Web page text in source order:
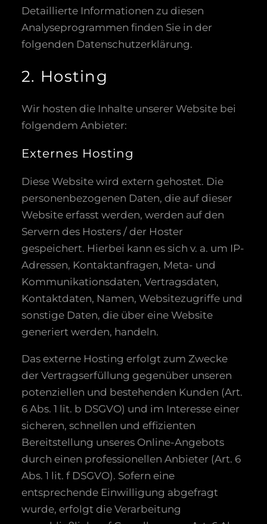
Detaillierte Informationen zu diesen
Analyseprogrammen finden Sie in der
folgenden Datenschutzerklärung.
2. Hosting
Wir hosten die Inhalte unserer Website bei
folgendem Anbieter:
Externes Hosting
Diese Website wird extern gehostet. Die
personenbezogenen Daten, die auf dieser
Website erfasst werden, werden auf den
Servern des Hosters / der Hoster
gespeichert. Hierbei kann es sich v. a. um IP-
Adressen, Kontaktanfragen, Meta- und
Kommunikationsdaten, Vertragsdaten,
Kontaktdaten, Namen, Websitezugriffe und
sonstige Daten, die über eine Website
generiert werden, handeln.
Das externe Hosting erfolgt zum Zwecke
der Vertragserfüllung gegenüber unseren
potenziellen und bestehenden Kunden (Art.
6 Abs. 1 lit. b DSGVO) und im Interesse einer
sicheren, schnellen und effizienten
Bereitstellung unseres Online-Angebots
durch einen professionellen Anbieter (Art. 6
Abs. 1 lit. f DSGVO). Sofern eine
entsprechende Einwilligung abgefragt
wurde, erfolgt die Verarbeitung